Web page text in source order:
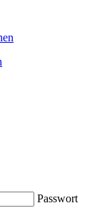
Passwort